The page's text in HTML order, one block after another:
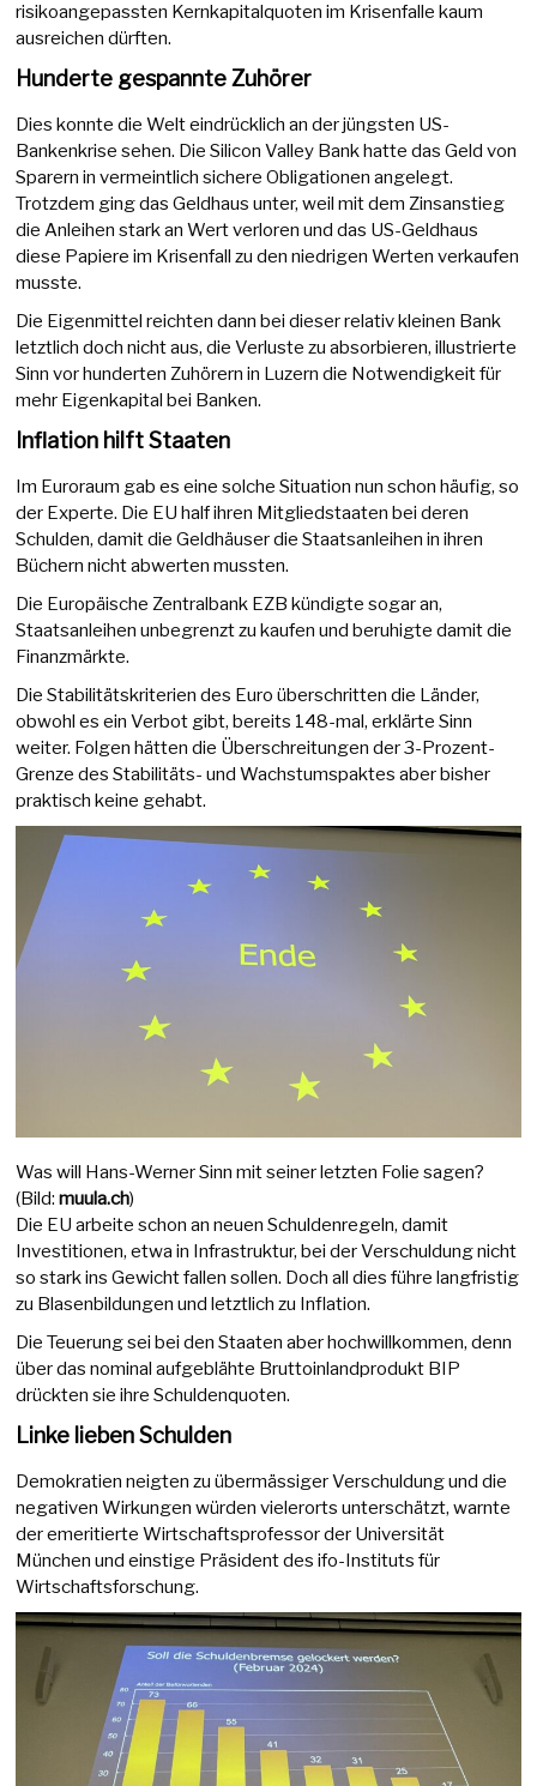
risikoangepassten Kernkapitalquoten im Krisenfalle kaum
ausreichen dürften.
Hunderte gespannte Zuhörer
Dies konnte die Welt eindrücklich an der jüngsten US-
Bankenkrise sehen. Die Silicon Valley Bank hatte das Geld von
Sparern in vermeintlich sichere Obligationen angelegt.
Trotzdem ging das Geldhaus unter, weil mit dem Zinsanstieg
die Anleihen stark an Wert verloren und das US-Geldhaus
diese Papiere im Krisenfall zu den niedrigen Werten verkaufen
musste.
Die Eigenmittel reichten dann bei dieser relativ kleinen Bank
letztlich doch nicht aus, die Verluste zu absorbieren, illustrierte
Sinn vor hunderten Zuhörern in Luzern die Notwendigkeit für
mehr Eigenkapital bei Banken.
Inflation hilft Staaten
Im Euroraum gab es eine solche Situation nun schon häufig, so
der Experte. Die EU half ihren Mitgliedstaaten bei deren
Schulden, damit die Geldhäuser die Staatsanleihen in ihren
Büchern nicht abwerten mussten.
Die Europäische Zentralbank EZB kündigte sogar an,
Staatsanleihen unbegrenzt zu kaufen und beruhigte damit die
Finanzmärkte.
Die Stabilitätskriterien des Euro überschritten die Länder,
obwohl es ein Verbot gibt, bereits 148-mal, erklärte Sinn
weiter. Folgen hätten die Überschreitungen der 3-Prozent-
Grenze des Stabilitäts- und Wachstumspaktes aber bisher
praktisch keine gehabt.
Was will Hans-Werner Sinn mit seiner letzten Folie sagen?
(Bild:muula.ch)
Die EU arbeite schon an neuen Schuldenregeln, damit
Investitionen, etwa in Infrastruktur, bei der Verschuldung nicht
so stark ins Gewicht fallen sollen. Doch all dies führe langfristig
zu Blasenbildungen und letztlich zu Inflation.
Die Teuerung sei bei den Staaten aber hochwillkommen, denn
über das nominal aufgeblähte Bruttoinlandprodukt BIP
drückten sie ihre Schuldenquoten.
Linke lieben Schulden
Demokratien neigten zu übermässiger Verschuldung und die
negativen Wirkungen würden vielerorts unterschätzt, warnte
der emeritierte Wirtschaftsprofessor der Universität
München und einstige Präsident des ifo-Instituts für
Wirtschaftsforschung.